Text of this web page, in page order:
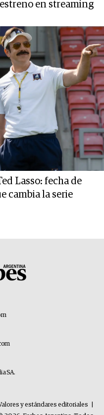
en streaming
Lasso: fecha de
cambia la serie
SA.
y estándares editoriales